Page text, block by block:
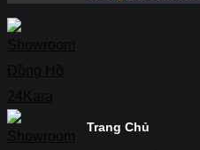
Trang Chủ